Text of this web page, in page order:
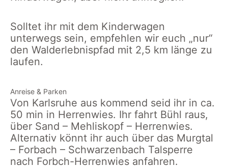
Solltet ihr mit dem Kinderwagen
unterwegs sein, empfehlen wir euch „nur“
den Walderlebnispfad mit 2,5 km länge zu
laufen.
Anreise & Parken
Von Karlsruhe aus kommend seid ihr in ca.
50 min in Herrenwies. Ihr fahrt Bühl raus,
über Sand – Mehliskopf – Herrenwies.
Alternativ könnt ihr auch über das Murgtal
– Forbach – Schwarzenbach Talsperre
nach Forbch-Herrenwies anfahren.